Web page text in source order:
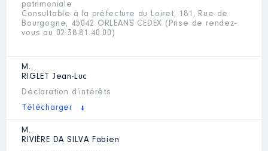
patrimoniale
Consultable à la préfecture du Loiret, 181, Rue de
Bourgogne, 45042 ORLEANS CEDEX (Prise de rendez-
vous au 02.38.81.40.00)
M.
RIGLET
Jean-Luc
Déclaration d’intérêts
Télécharger
M.
RIVIÈRE DA SILVA Fabien